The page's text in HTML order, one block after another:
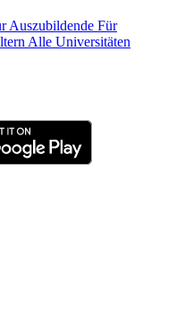
Auszubildende Für
Alle Universitäten